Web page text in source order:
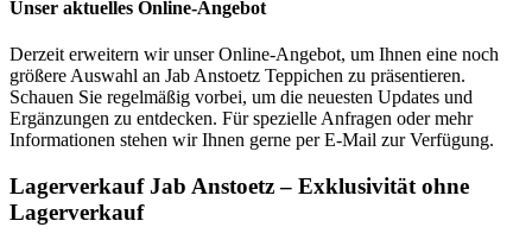
Unser aktuelles Online-Angebot
Derzeit erweitern wir unser Online-Angebot, um Ihnen eine noch
größere Auswahl an Jab Anstoetz Teppichen zu präsentieren.
Schauen Sie regelmäßig vorbei, um die neuesten Updates und
Ergänzungen zu entdecken. Für spezielle Anfragen oder mehr
Informationen stehen wir Ihnen gerne per E-Mail zur Verfügung.
Lagerverkauf Jab Anstoetz – Exklusivität ohne
Lagerverkauf